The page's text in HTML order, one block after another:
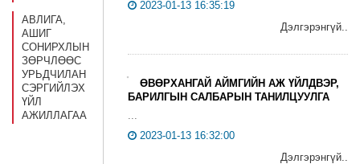
АВЛИГА,
АШИГ
СОНИРХЛЫН
ЗӨРЧЛӨӨС
УРЬДЧИЛАН
СЭРГИЙЛЭХ
ҮЙЛ
АЖИЛЛАГАА
2023-01-13 16:35:19
Дэлгэрэнгүй..
ӨВӨРХАНГАЙ АЙМГИЙН АЖ ҮЙЛДВЭР,
БАРИЛГЫН САЛБАРЫН ТАНИЛЦУУЛГА
2023-01-13 16:32:00
Дэлгэрэнгүй..